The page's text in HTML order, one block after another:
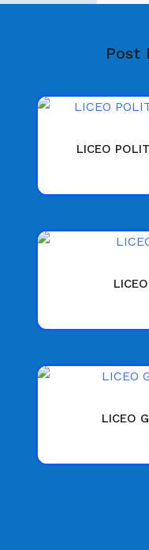
Post
LICEO
LICEO